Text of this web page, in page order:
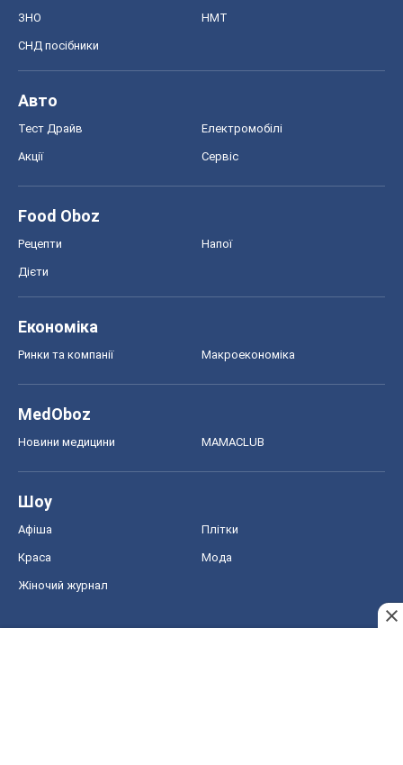
ЗНО НМТ
СНД посібники
Авто
Тест Драйв Електромобілі
Акції Сервіс
Food Oboz
Рецепти Напої
Дієти
Економіка
Ринки та компанії Макроекономіка
MedOboz
Новини медицини MAMACLUB
Шоу
Афіша Плітки
Краса Мода
Жіночий журнал